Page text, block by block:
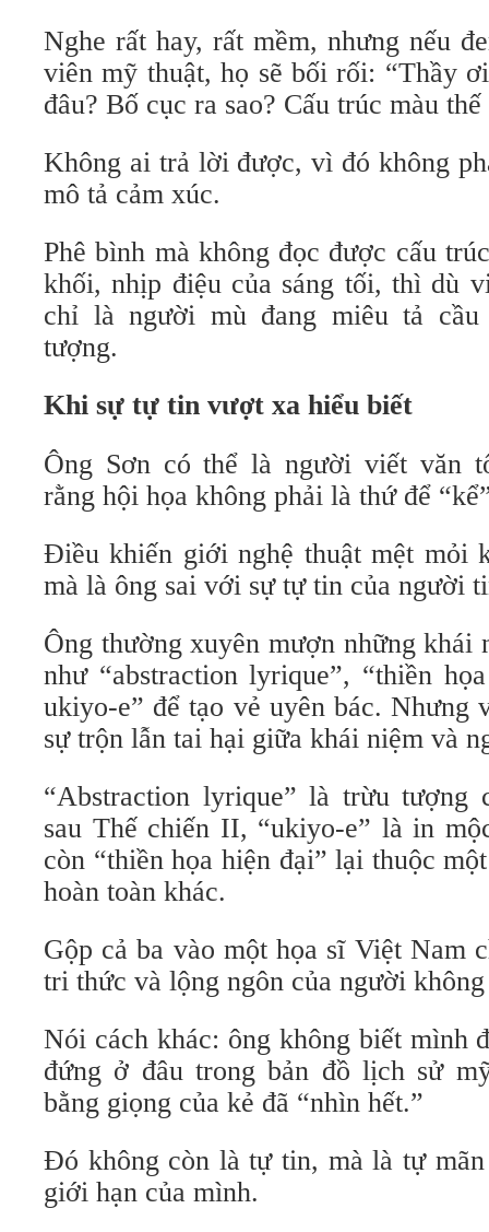
Nghe rất hay, rất mềm, nhưng nếu
viên mỹ thuật, họ sẽ bối rối: “Thầy
đâu? Bố cục ra sao? Cấu trúc màu thế
Không ai trả lời được, vì đó không
mô tả cảm xúc.
Phê bình mà không đọc được cấu
khối, nhịp điệu của sáng tối, thì dù
chỉ là người mù đang miêu tả
tượng.
Khi sự tự tin vượt xa hiểu biết
Ông Sơn có thể là người viết văn
rằng hội họa không phải là thứ để
Điều khiến giới nghệ thuật mệt mỏi
mà là ông sai với sự tự tin của người
Ông thường xuyên mượn những khái
như “abstraction lyrique”, “thiền
ukiyo-e” để tạo vẻ uyên bác. Nhưng
sự trộn lẫn tai hại giữa khái niệm và
“Abstraction lyrique” là trừu tượng
sau Thế chiến II, “ukiyo-e” là in
còn “thiền họa hiện đại” lại thuộc
hoàn toàn khác.
Gộp cả ba vào một họa sĩ Việt Nam
tri thức và lộng ngôn của người
Nói cách khác: ông không biết mình
đứng ở đâu trong bản đồ lịch sử
bằng giọng của kẻ đã “nhìn hết.”
Đó không còn là tự tin, mà là tự
giới hạn của mình.